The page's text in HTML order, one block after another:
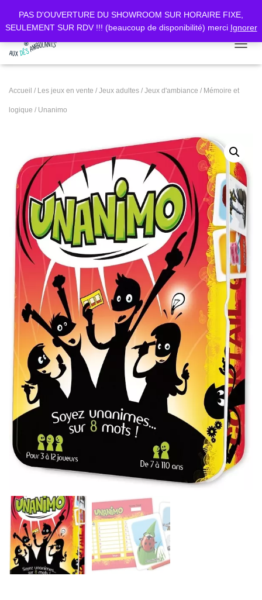
PAS D'OUVERTURE DU SHOWROOM SUR HORAIRE FIXE,
SEULEMENT SUR RDV !!! (beaucoup de disponibilité) merci Ignorer
Accueil / Les jeux en vente / Jeux adultes / Jeux d'ambiance / Mémoire et
logique / Unanimo